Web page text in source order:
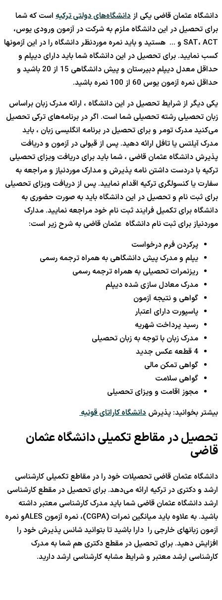
دانشگاه عثمان قاضی یکی ازدانشگاه‌های دولتی ترکیه است که شما
برای تحصیل در این دانشگاه ملزم به شرکت در آزمون ورودی یوس،
SAT، ACT و … هستید و باید نمره موردنظر دانشگاه را در این آزمونها
کسب نمایید. برای تحصیل در این دانشگاه شما باید دارای دیپلم و
حداقل معدل دیپلم دبیرستان و پیش دانشگاهی 15 از 20 باشید و
حداقل نمره آزمون یوس 60 از 100 نمره باشید.
یکی دیگر از شرایط تحصیل در این دانشگاه ، ارائه مدرک زبان براساس
زبان تحصیلی رشته تحصیلی شما است. اگر در برنامه‌های ترکی تحصیل
می‌کنید مدرک تومر و برای تحصیل در برنامه انگلیسی زبان ، باید
مدرک آیلتس یا تافل ارائه دهید. پس از قبولی در آزمون و دریافت
پذیرش دانشگاه عثمان قاضی ، شما باید برای دریافت ویزای تحصیلی
ترکیه با دردست داشتن نامه پذیرش و مدارک موردنیاز و مراجعه به
سفارت یا کنسولگری ترکیه اقدام نمایید. پس از دریافت ویزای تحصیلی
برای ثبت نام و تحصیل در این دانشگاه باید به صورت حضوری به
دانشگاه برای تکمیل فرایند ثبت نام خود مراجعه نمایید. مدارک
موردنیاز برای ثبت نام دانشگاه عثمان قاضی به شرح زیر است:
پرکردن فرم درخواست
یپلم و مدرک پیش دانشگاهی به همراه ترجمه رسمی
ریزنمرات تحصیلی به همراه ترجمه رسمی
مدرک معادل سازی شده دیپلم
گواهی و نتیجه آزمون
پاسپورت دارای اعتبار
رسید پرداخت شهریه
مدرک زبان با توجه به زبان تحصیلی
4 قطعه عکس جدید
گواهی تمکن مالی
گواهی سلامت
مجوز اقامت و ویزای تحصیلی
بیشتر بخوانید: پذیرش دانشگاه کاراتای قونیه
تحصیل در مقاطع تکمیلی دانشگاه عثمان
قاضی
دانشگاه عثمان قاضی تحصیلات خود را در مقاطع تکمیلی کارشناسی
ارشد و دکتری در ترکیه ارائه می‌دهد. برای تحصیل در مقطع کارشناسی
ارشد دانشگاه عثمان قاضی شما باید مدرک کارشناسی معتبر داشته
باشید. به علاوه باید میانگین نمرات (CGPA)، نمره آزمون ALESو نمره
آزمون زبانهای خارجی را دارا باشید تا بتوانید شانس پذیرش خود را
افزایش دهید. برای تحصیل در مقطع دکتری هم شما به مدرک
کارشناسی ارشد معتبر و شرایط مشابه کارشناسی ارشد دارید.